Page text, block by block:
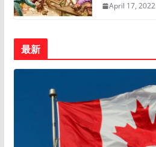
April 17, 2022
最新